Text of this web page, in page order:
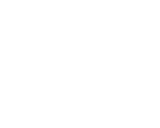
auslösen. Häufige Ursachen
Einzug gelegt.